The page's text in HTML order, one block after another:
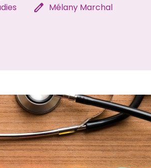
edit Mélany Marchal